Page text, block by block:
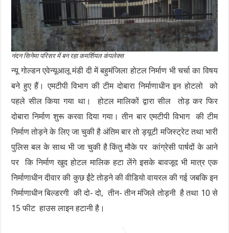
नंदन सिनेमा परिसर में बन रहा कमर्शियल कंपलेक्स
न्यू गोल्डन एवेन्यूआलू मंडी दी में बहुमंजिला होटल निर्माण भी चर्चा का विषय
बने हुए हैं। एमटीपी विभाग की टीम दोबारा निर्माणाधीन इन होटलो को
पहले सील किया गया था। होटल मालिकों द्वारा सील तोड़ कर फिर
दोबारा निर्माण शुरू करवा दिया गया। तीन बार एमटीपी विभाग की टीम
निर्माण तोड़ने के लिए जा चुकी है अंतिम बार तो ड्यूटी मजिस्ट्रेट तथा भारी
पुलिस बल के साथ भी जा चुकी है किंतु मौके पर कांग्रेसी पार्षदों के आने
पर कि निर्माण खुद होटल मालिक हटा लेंगे इसके बावजूद भी मात्र एक
निर्माणाधीन दीवार की कुछ ईंटे तोड़ने की वीडियो वायरल की गई जबकि इन
निर्माणाधीन बिल्डरगी की दो- दो, तीन- तीन मंजिले तोड़नी है तथा 10 से
15 फीट हाउस लाइन हटानी है।